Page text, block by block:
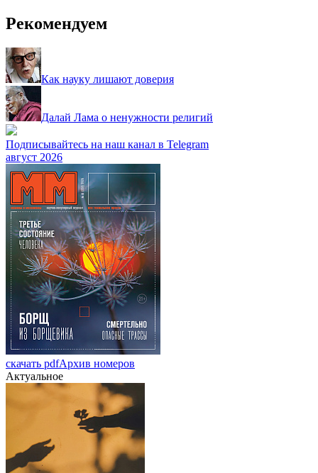
Рекомендуем
Как науку лишают доверия
Далай Лама о ненужности религий
Подписывайтесь на наш канал в Telegram
август 2026
скачать pdfАрхив номеров
Актуальное